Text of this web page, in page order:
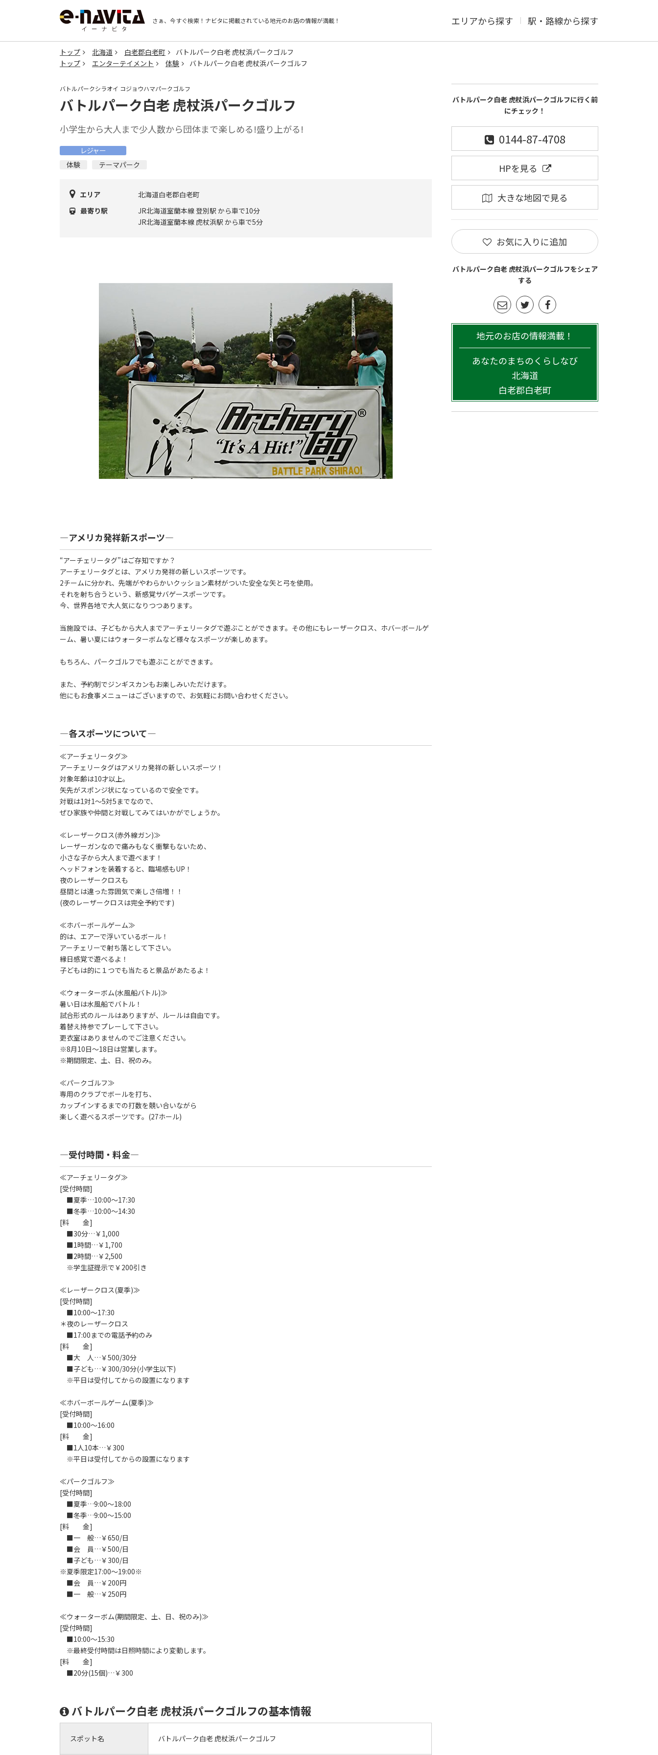
さぁ、今すぐ検索！ ナビタに掲載されている地元のお店の情報が満載！ エリアから探す 駅・路線から探す
トップ 北海道 白老郡白老町
バトルパーク白老 虎杖浜パークゴルフ
トップ
エンターテイメント 体験 バトルパーク白老 虎杖浜パークゴルフ
バトルパークシラオイ コジョウハマパークゴルフ
バトルパーク白老 虎杖浜パークゴルフ
小学生から大人まで少人数から団体まで楽しめる!盛り上がる!
レジャー
体験
テーマパーク
エリア
北海道白老郡白老町
最寄り駅
JR北海道室蘭本線 登別駅 から車で10分
JR北海道室蘭本線 虎杖浜駅 から車で5分
―アメリカ発祥新スポーツ―
“アーチェリータグ”はご存知ですか？
アーチェリータグとは、アメリカ発祥の新しいスポーツです。
2チームに分かれ、先端がやわらかいクッション素材がついた安全な矢と弓を使用。
それを射ち合うという、新感覚サバゲースポーツです。
今、世界各地で大人気になりつつあります。
当施設では、子どもから大人までアーチェリータグで遊ぶことができます。その他にもレーザークロス、ホバーボールゲ
ーム、暑い夏にはウォーターボムなど様々なスポーツが楽しめます。
もちろん、パークゴルフでも遊ぶことができます。
また、予約制でジンギスカンもお楽しみいただけます。
他にもお食事メニューはございますので、お気軽にお問い合わせください。
―各スポーツについて―
≪アーチェリータグ≫
アーチェリータグはアメリカ発祥の新しいスポーツ！
対象年齢は10才以上。
矢先がスポンジ状になっているので安全です。
対戦は1対1～5対5までなので、
ぜひ家族や仲間と対戦してみてはいかがでしょうか。
≪レーザークロス(赤外線ガン)≫
レーザーガンなので痛みもなく衝撃もないため、
小さな子から大人まで遊べます！
ヘッドフォンを装着すると、臨場感もUP！
夜のレーザークロスも
昼間とは違った雰囲気で楽しさ倍増！！
(夜のレーザークロスは完全予約です)
≪ホバーボールゲーム≫
的は、エアーで浮いているボール！
アーチェリーで射ち落として下さい。
縁日感覚で遊べるよ！
子どもは的に１つでも当たると景品があたるよ！
≪ウォーターボム(水風船バトル)≫
暑い日は水風船でバトル！
試合形式のルールはありますが、ルールは自由です。
着替え持参でプレーして下さい。
更衣室はありませんのでご注意ください。
※8月10日～18日は営業します。
※期間限定、土、日、祝のみ。
≪パークゴルフ≫
専用のクラブでボールを打ち、
カップインするまでの打数を競い合いながら
楽しく遊べるスポーツです。(27ホール)
―受付時間・料金―
≪アーチェリータグ≫
[受付時間]
■夏季…10:00～17:30
■冬季…10:00～14:30
[料 金]
■30分…￥1,000
■1時間…￥1,700
■2時間…￥2,500
※学生証提示で￥200引き
≪レーザークロス(夏季)≫
[受付時間]
■10:00～17:30
＊夜のレーザークロス
■17:00までの電話予約のみ
[料 金]
■大 人…￥500/30分
■子ども…￥300/30分(小学生以下)
※平日は受付してからの設置になります
≪ホバーボールゲーム(夏季)≫
[受付時間]
■10:00～16:00
[料 金]
■1人10本…￥300
※平日は受付してからの設置になります
≪パークゴルフ≫
[受付時間]
■夏季…9:00～18:00
■冬季…9:00～15:00
[料 金]
■一 般…￥650/日
■会 員…￥500/日
■子ども…￥300/日
※夏季限定17:00～19:00※
■会 員…￥200円
■一 般…￥250円
≪ウォーターボム(期間限定、土、日、祝のみ)≫
[受付時間]
■10:00～15:30
※最終受付時間は日照時間により変動します。
[料 金]
■20分(15個)…￥300
バトルパーク白老 虎杖浜パークゴルフの基本情報
スポット名 バトルパーク白老 虎杖浜パークゴルフ
バトルパーク白老 虎杖浜パークゴルフに行く前
にチェック！
0144-87-4708
HPを見る
大きな地図で見る
お気に入りに追加
バトルパーク白老 虎杖浜パークゴルフをシェア
する
地元のお店の情報満載！
あなたのまちのくらしなび
北海道
白老郡白老町